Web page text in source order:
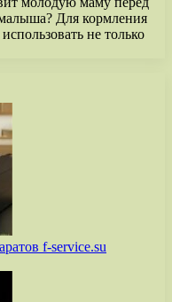
Для кормления
не только
f-service.su